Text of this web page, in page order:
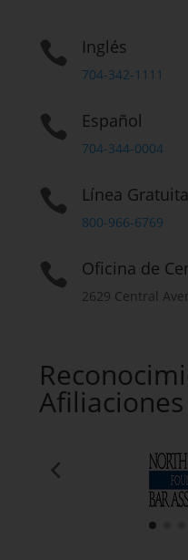
 Inglés
704-342-1111
 Español
704-344-0004
 Línea Gratuita
800-966-6769
 Oficina de
2629 Central